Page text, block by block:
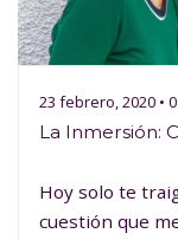
23 febrero, 2020 •
La Inmersión:
Hoy solo te
cuestión que